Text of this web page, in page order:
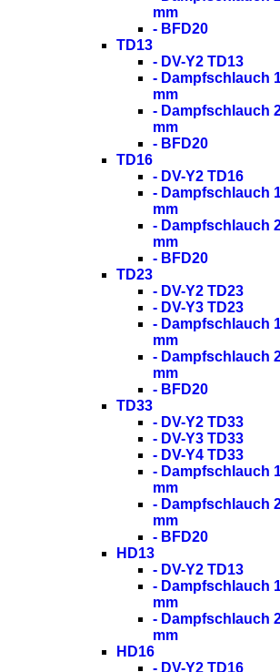
mm
- BFD20
TD13
- DV-Y2 TD13
- Dampfschlauch
mm
- Dampfschlauch
mm
- BFD20
TD16
- DV-Y2 TD16
- Dampfschlauch
mm
- Dampfschlauch
mm
- BFD20
TD23
- DV-Y2 TD23
- DV-Y3 TD23
- Dampfschlauch
mm
- Dampfschlauch
mm
- BFD20
TD33
- DV-Y2 TD33
- DV-Y3 TD33
- DV-Y4 TD33
- Dampfschlauch
mm
- Dampfschlauch
mm
- BFD20
HD13
- DV-Y2 TD13
- Dampfschlauch
mm
- Dampfschlauch
mm
HD16
- DV-Y2 TD16